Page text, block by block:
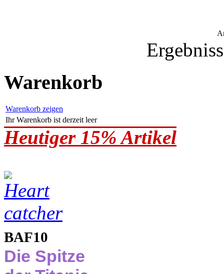
Warenkorb
Warenkorb zeigen
Ihr Warenkorb ist derzeit leer
Heutiger 15% Artikel
BAF10
Die Spitze